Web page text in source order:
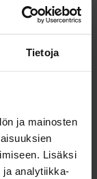
Tietoja
ja mainosten
Lisäksi
ja analytiikka-